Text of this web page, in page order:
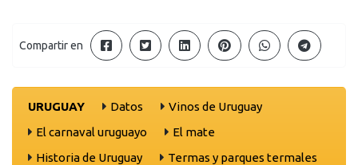
Compartir en
URUGUAY Datos
Vinos de Uruguay
El carnaval uruguayo
El mate
Historia de Uruguay
Termas y parques termales